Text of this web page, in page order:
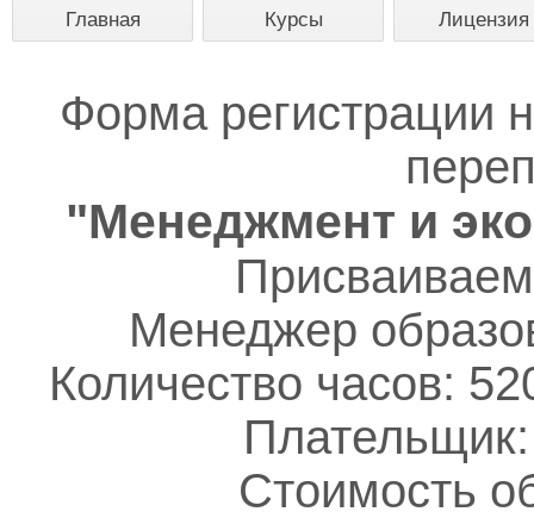
Главная Курсы Лицензия
Форма регистрации
"Менеджмент и
Менеджер
Количество часов:
Стоимость